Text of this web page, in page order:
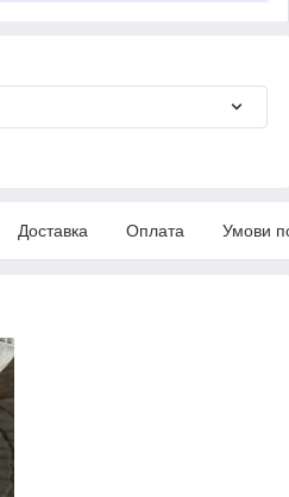
Доставка Оплата Умови